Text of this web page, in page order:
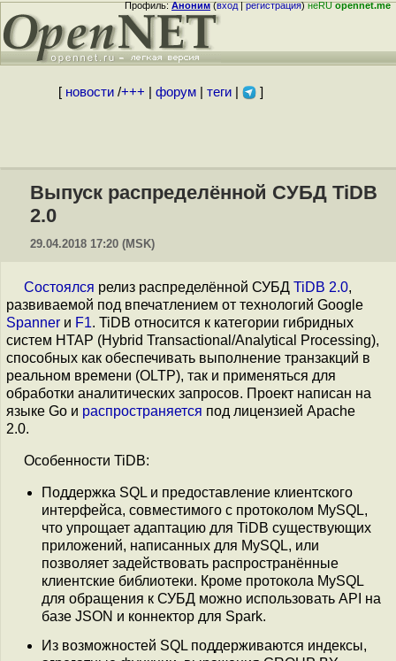
Профиль:Аноним(вход|регистрация)неRUopennet.me
[ новости/+++ форум| теги| ]
Выпуск распределённой СУБД TiDB
2.0
29.04.2018 17:20 (MSK)
Состоялся релиз распределённой СУБД TiDB 2.0,
развиваемой под впечатлением от технологий Google
Spanner и F1. TiDB относится к категории гибридных
систем HTAP (Hybrid Transactional/Analytical Processing),
способных как обеспечивать выполнение транзакций в
реальном времени (OLTP), так и применяться для
обработки аналитических запросов. Проект написан на
языке Go и распространяется под лицензией Apache
2.0.
Особенности TiDB:
Поддержка SQL и предоставление клиентского
интерфейса, совместимого с протоколом MySQL,
что упрощает адаптацию для TiDB существующих
приложений, написанных для MySQL, или
позволяет задействовать распространённые
клиентские библиотеки. Кроме протокола MySQL
для обращения к СУБД можно использовать API на
базе JSON и коннектор для Spark.
Из возможностей SQL поддерживаются индексы,